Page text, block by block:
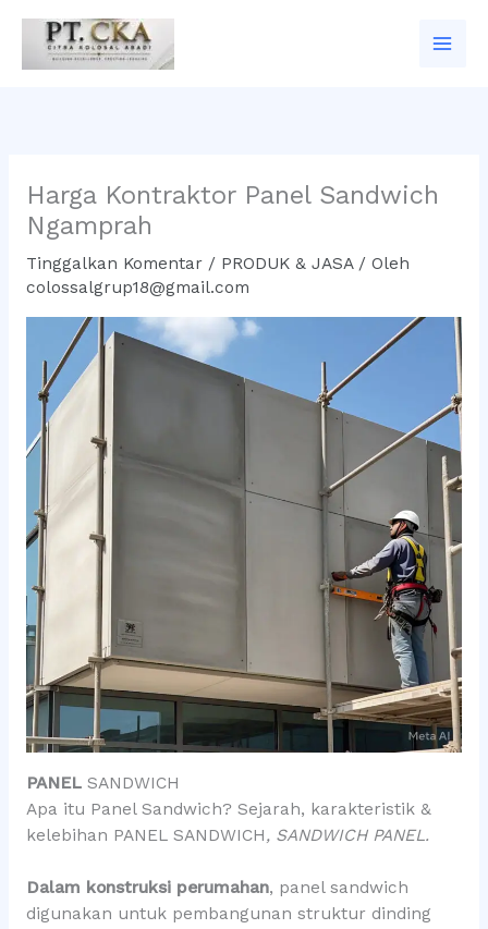
konten
Harga Kontraktor Panel Sandwich
Ngamprah
Tinggalkan Komentar / PRODUK & JASA/ Oleh
colossalgrup18@gmail.com
PANELSANDWICH
Apa itu Panel Sandwich? Sejarah, karakteristik &
kelebihan PANEL SANDWICH, SANDWICH PANEL.
Dalam konstruksi perumahan, panel sandwich
digunakan untuk pembangunan struktur dinding